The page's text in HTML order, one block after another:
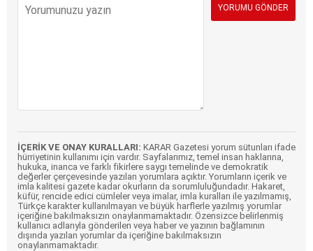
İÇERİK VE ONAY KURALLARI: KARAR Gazetesi yorum sütunları ifade
hürriyetinin kullanımı için vardır. Sayfalarımız, temel insan haklarına,
hukuka, inanca ve farklı fikirlere saygı temelinde ve demokratik
değerler çerçevesinde yazılan yorumlara açıktır. Yorumların içerik ve
imla kalitesi gazete kadar okurların da sorumluluğundadır. Hakaret,
küfür, rencide edici cümleler veya imalar, imla kuralları ile yazılmamış,
Türkçe karakter kullanılmayan ve büyük harflerle yazılmış yorumlar
içeriğine bakılmaksızın onaylanmamaktadır. Özensizce belirlenmiş
kullanıcı adlarıyla gönderilen veya haber ve yazının bağlamının
dışında yazılan yorumlar da içeriğine bakılmaksızın
onaylanmamaktadır.